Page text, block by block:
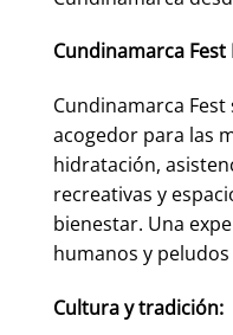
Cundinamarca Fest
Cundinamarca
acogedor para las
hidratación,
recreativas y
bienestar. Una
humanos y
Cultura y tradición: